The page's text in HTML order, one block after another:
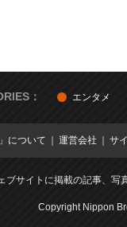
： エンタメ
について 運営会社 サ
ブサイトに掲載の記事、写
Copyright Nippon